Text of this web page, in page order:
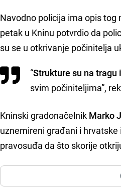
Navodno policija ima opis tog
petak u Kninu potvrdio da
su se u otkrivanje počinitelja
“Strukture su na
svim počiniteljima”,
Kninski gradonačelnik Marko
uznemireni građani i
pravosuđa da što skorije